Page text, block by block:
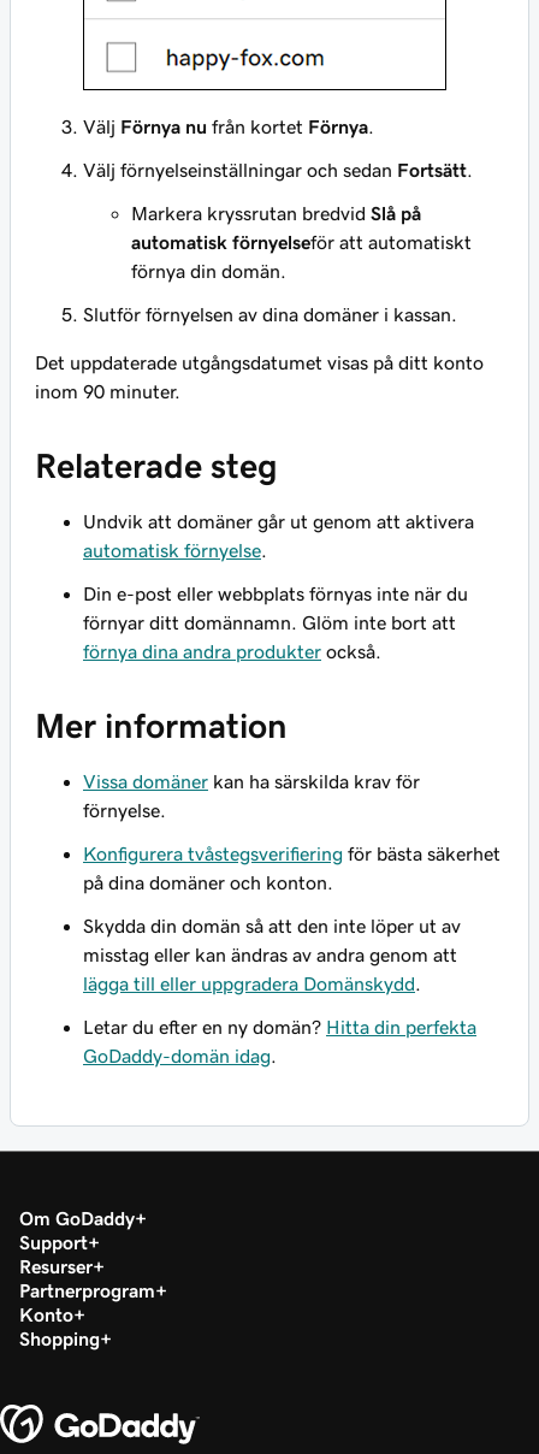
Välj Förnya nu från kortet Förnya
Välj förnyelseinställningar och sedan Fortsätt
Markera kryssrutan bredvid Slå på
automatisk förnyelseför att automatiskt
förnya din domän.
Slutför förnyelsen av dina domäner i kassan.
Det uppdaterade utgångsdatumet visas på ditt konto
inom 90 minuter.
Relaterade steg
Undvik att domäner går ut genom att aktivera
automatisk förnyelse
Din e-post eller webbplats förnyas inte när du
förnyar ditt domännamn. Glöm inte bort att
förnya dina andra produkter också.
Mer information
Vissa domäner kan ha särskilda krav för
förnyelse.
Konfigurera tvåstegsverifiering för bästa säkerhet
på dina domäner och konton.
Skydda din domän så att den inte löper ut av
misstag eller kan ändras av andra genom att
lägga till eller uppgradera Domänskydd
Letar du efter en ny domän? Hitta din perfekta
GoDaddy-domän idag
Om GoDaddy
Support
Resurser
Partnerprogram
Konto
Shopping